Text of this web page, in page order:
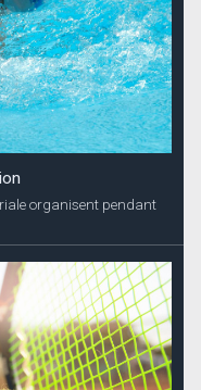
organisent pendant